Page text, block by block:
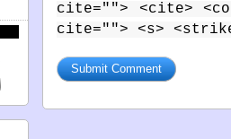
cite=""> <cite>
cite=""> <s>